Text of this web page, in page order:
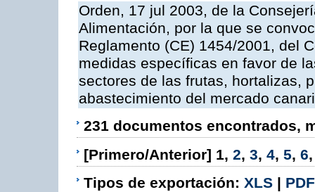
Orden, 17 jul 2003, de la
Alimentación, por la que se
Reglamento (CE) 1454/2001, del
medidas específicas en favor de
sectores de las frutas, hortalizas,
abastecimiento del mercado
231 documentos encontrados,
[Primero/Anterior] 1, 2, 3, 4, 5, 6
Tipos de exportación: XLS | PDF